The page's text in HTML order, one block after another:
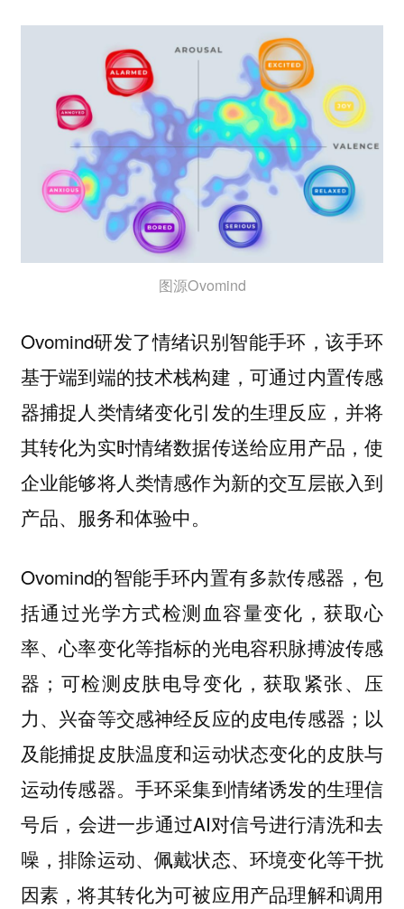
图源Ovomind
Ovomind研发了情绪识别智能手环，该手环
基于端到端的技术栈构建，可通过内置传感
器捕捉人类情绪变化引发的生理反应，并将
其转化为实时情绪数据传送给应用产品，使
企业能够将人类情感作为新的交互层嵌入到
产品、服务和体验中。
Ovomind的智能手环内置有多款传感器，包
括通过光学方式检测血容量变化，获取心
率、心率变化等指标的光电容积脉搏波传感
器；可检测皮肤电导变化，获取紧张、压
力、兴奋等交感神经反应的皮电传感器；以
及能捕捉皮肤温度和运动状态变化的皮肤与
运动传感器。手环采集到情绪诱发的生理信
号后，会进一步通过AI对信号进行清洗和去
噪，排除运动、佩戴状态、环境变化等干扰
因素，将其转化为可被应用产品理解和调用